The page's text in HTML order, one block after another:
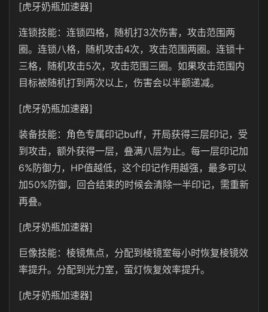
[虎牙奶瓶加速器]
连锁技能：连锁四格，随机打3次伤害，攻击范围两
圈。连锁八格，随机攻击4次，攻击范围两圈。连锁十
三格，随机攻击5次，攻击范围三圈。如果攻击范围内
目标被随机打到两次以上，伤害会以半额递减。
[虎牙奶瓶加速器]
装备技能：角色专属印记buff，开局获得三层印记，受
到攻击，额外获得一层，叠满八层为止。每一层印记加
6%防御力，HP值越低，这个印记作用越强，最多可以
加50%防御，回合结束的时候会清除一半印记，需重新
再叠。
[虎牙奶瓶加速器]
巨像技能：棱镜焦点，分配到棱镜室每小时恢复棱镜效
率提升。分配到光力室，萤灯恢复效率提升。
[虎牙奶瓶加速器]